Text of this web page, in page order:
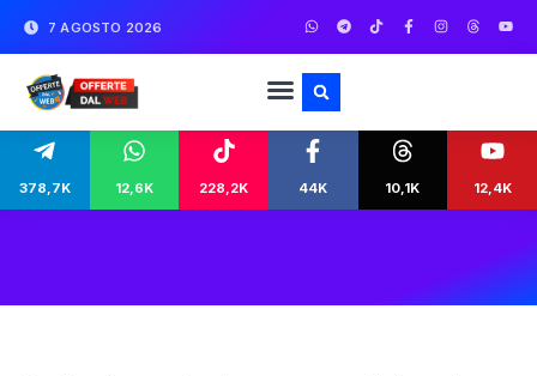
7 AGOSTO 2026
378,7K 12,6K 228,2K 44K 10,1K 12,4K